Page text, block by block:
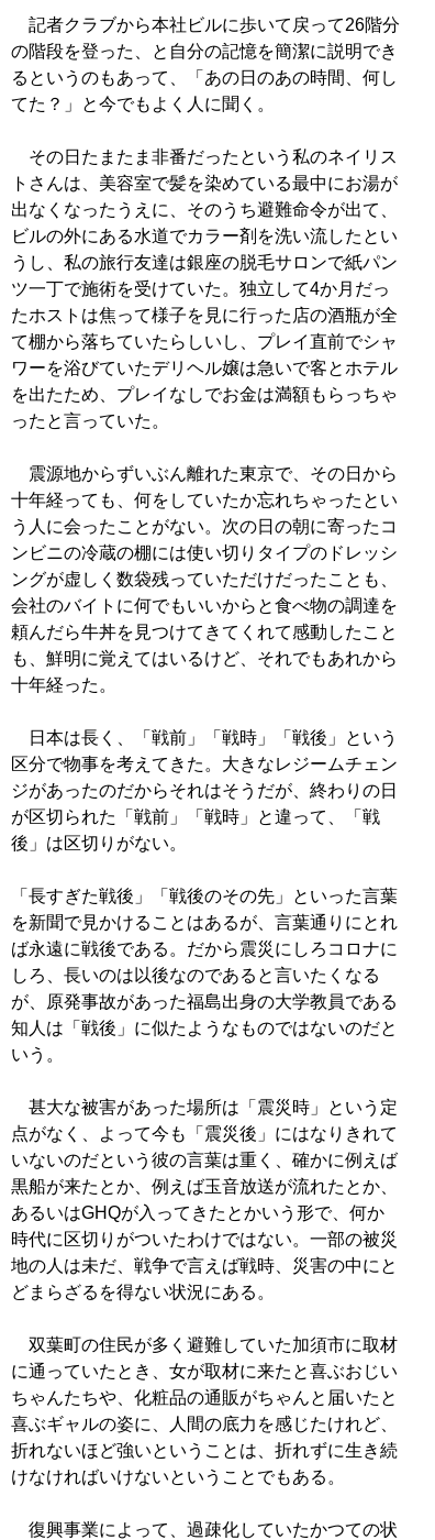
記者クラブから本社ビルに歩いて戻って26階分
の階段を登った、と自分の記憶を簡潔に説明でき
るというのもあって、「あの日のあの時間、何し
てた？」と今でもよく人に聞く。
その日たまたま非番だったという私のネイリス
トさんは、美容室で髪を染めている最中にお湯が
出なくなったうえに、そのうち避難命令が出て、
ビルの外にある水道でカラー剤を洗い流したとい
うし、私の旅行友達は銀座の脱毛サロンで紙パン
ツ一丁で施術を受けていた。独立して4か月だっ
たホストは焦って様子を見に行った店の酒瓶が全
て棚から落ちていたらしいし、プレイ直前でシャ
ワーを浴びていたデリヘル嬢は急いで客とホテル
を出たため、プレイなしでお金は満額もらっちゃ
ったと言っていた。
震源地からずいぶん離れた東京で、その日から
十年経っても、何をしていたか忘れちゃったとい
う人に会ったことがない。次の日の朝に寄ったコ
ンビニの冷蔵の棚には使い切りタイプのドレッシ
ングが虚しく数袋残っていただけだったことも、
会社のバイトに何でもいいからと食べ物の調達を
頼んだら牛丼を見つけてきてくれて感動したこと
も、鮮明に覚えてはいるけど、それでもあれから
十年経った。
日本は長く、「戦前」「戦時」「戦後」という
区分で物事を考えてきた。大きなレジームチェン
ジがあったのだからそれはそうだが、終わりの日
が区切られた「戦前」「戦時」と違って、「戦
後」は区切りがない。
「長すぎた戦後」「戦後のその先」といった言葉
を新聞で見かけることはあるが、言葉通りにとれ
ば永遠に戦後である。だから震災にしろコロナに
しろ、長いのは以後なのであると言いたくなる
が、原発事故があった福島出身の大学教員である
知人は「戦後」に似たようなものではないのだと
いう。
甚大な被害があった場所は「震災時」という定
点がなく、よって今も「震災後」にはなりきれて
いないのだという彼の言葉は重く、確かに例えば
黒船が来たとか、例えば玉音放送が流れたとか、
あるいはGHQが入ってきたとかいう形で、何か
時代に区切りがついたわけではない。一部の被災
地の人は未だ、戦争で言えば戦時、災害の中にと
どまらざるを得ない状況にある。
双葉町の住民が多く避難していた加須市に取材
に通っていたとき、女が取材に来たと喜ぶおじい
ちゃんたちや、化粧品の通販がちゃんと届いたと
喜ぶギャルの姿に、人間の底力を感じたけれど、
折れないほど強いということは、折れずに生き続
けなければいけないということでもある。
復興事業によって、過疎化していたかつての状